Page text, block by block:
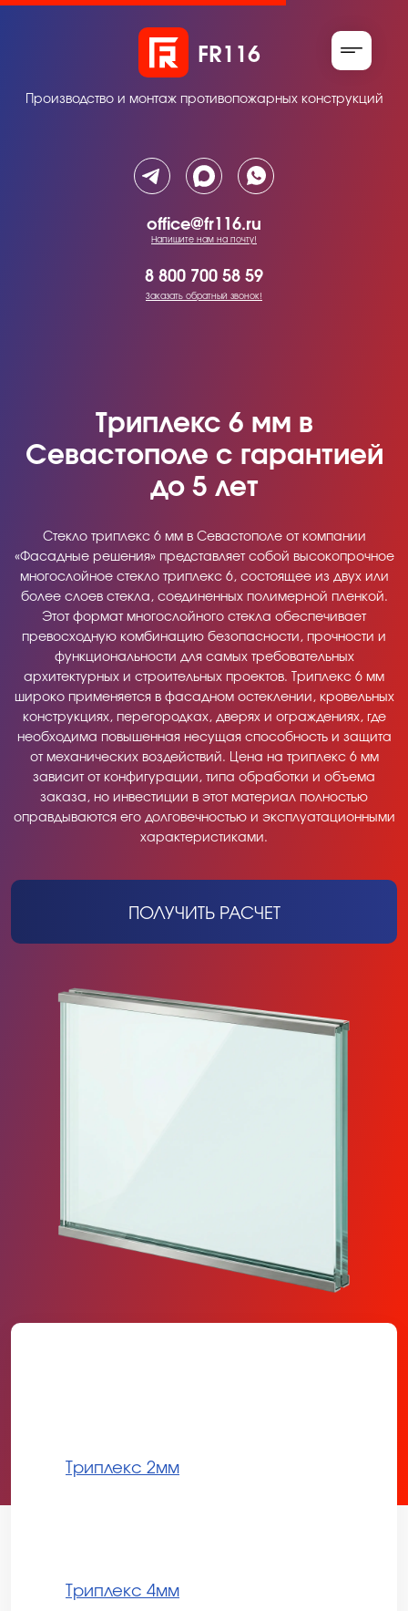
FR116
Производство и монтаж противопожарных конструкций
office@fr116.ru
Напишите нам на почту!
8 800 700 58 59
Заказать обратный звонок!
Триплекс 6 мм в
Севастополе с гарантией
до 5 лет
Стекло триплекс 6 мм в Севастополе от компании
«Фасадные решения» представляет собой высокопрочное
многослойное стекло триплекс 6, состоящее из двух или
более слоев стекла, соединенных полимерной пленкой.
Этот формат многослойного стекла обеспечивает
превосходную комбинацию безопасности, прочности и
функциональности для самых требовательных
архитектурных и строительных проектов. Триплекс 6 мм
широко применяется в фасадном остеклении, кровельных
конструкциях, перегородках, дверях и ограждениях, где
необходима повышенная несущая способность и защита
от механических воздействий. Цена на триплекс 6 мм
зависит от конфигурации, типа обработки и объема
заказа, но инвестиции в этот материал полностью
оправдываются его долговечностью и эксплуатационными
характеристиками.
ПОЛУЧИТЬ РАСЧЕТ
Триплекс 2мм
Триплекс 4мм